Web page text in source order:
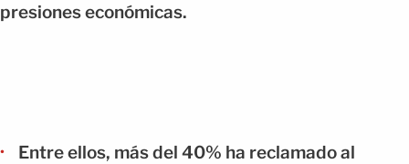
presiones económicas.
Entre ellos, más del 40% ha reclamado al